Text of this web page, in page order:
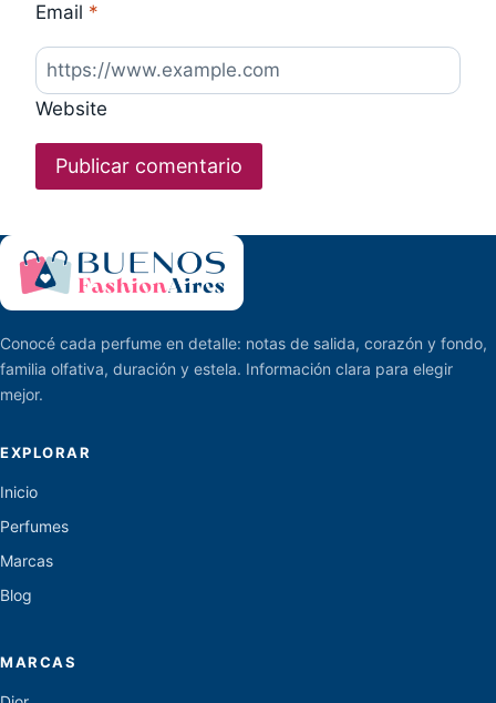
Email *
Website
Conocé cada perfume en detalle: notas de salida, corazón y fondo,
familia olfativa, duración y estela. Información clara para elegir
mejor.
EXPLORAR
Inicio
Perfumes
Marcas
Blog
MARCAS